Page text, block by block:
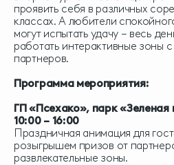
проявить себя в различных
классах. А любители
могут испытать удачу – весь
работать интерактивные зоны
партнеров.
Программа мероприятия:
ГП «Псехако», парк «Зеленая
10:00 – 16:00
Праздничная анимация для
розыгрышем призов от
развлекательные зоны.